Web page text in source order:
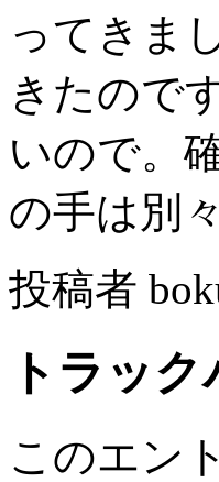
ってきま
きたので
いので。
の手は別
投稿者
トラッ
このエン